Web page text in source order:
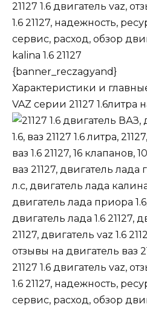
{banner_reczagyand}
Характеристики и
VAZ серии 21127 1 .6литра